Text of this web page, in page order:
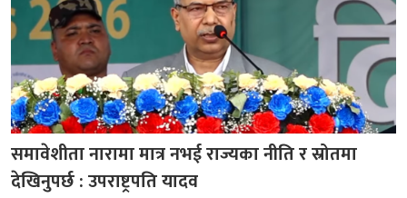
समावेशीता नारामा मात्र नभई राज्यका नीति र स्रोतमा
देखिनुपर्छ : उपराष्ट्रपति यादव